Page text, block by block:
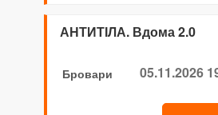
АНТИТІЛА. Вдома 2.0
Бровари 05.11.2026